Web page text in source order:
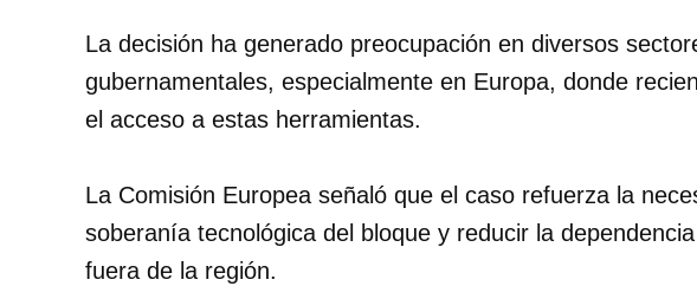
La decisión ha generado preocupación en diversos
gubernamentales, especialmente en Europa, donde
el acceso a estas herramientas.
La Comisión Europea señaló que el caso refuerza la
soberanía tecnológica del bloque y reducir la
fuera de la región.